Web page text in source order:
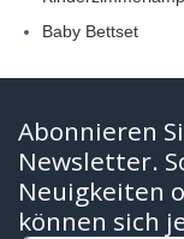
Baby Bettset
Abonnieren
Newsletter.
Neuigkeiten
können sich